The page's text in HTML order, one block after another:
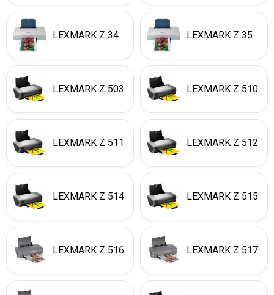
LEXMARK Z 34 LEXMARK Z 35
LEXMARK Z 503 LEXMARK Z 510
LEXMARK Z 511 LEXMARK Z 512
LEXMARK Z 514 LEXMARK Z 515
LEXMARK Z 516 LEXMARK Z 517